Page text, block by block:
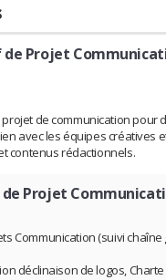
Projet
de communication pour
avec les équipes créatives
contenus rédactionnels.
de Projet
Communication (suivi
déclinaison de logos,